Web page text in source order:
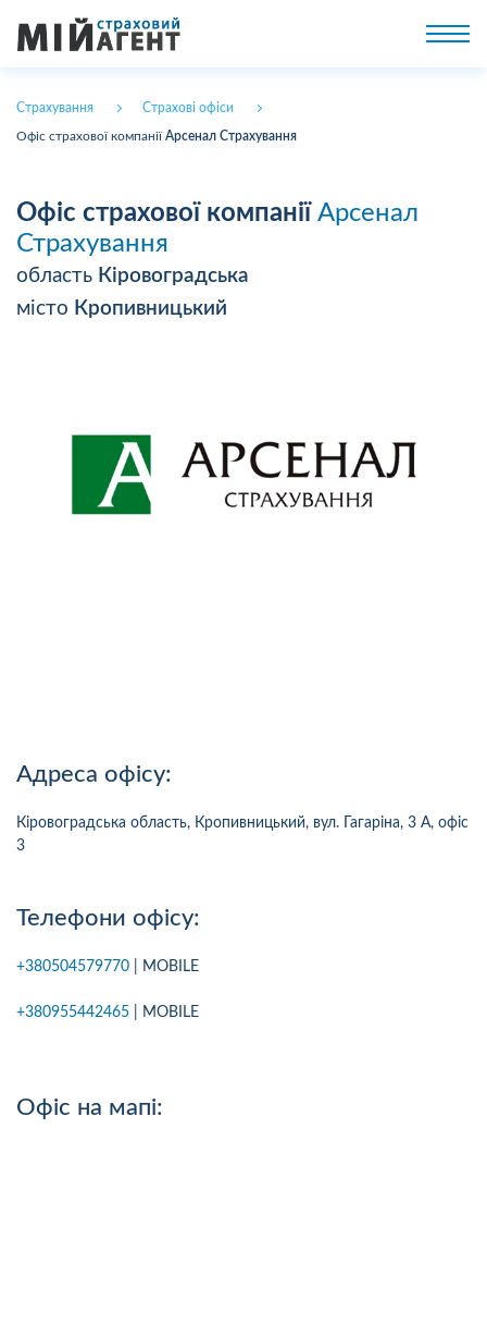
Страхування Страхові офіси
Офіс страхової компанії Арсенал Страхування
Офіс страхової компанії Арсенал
Страхування
область Кіровоградська
місто Кропивницький
Адреса офісу:
Кіровоградська область, Кропивницький, вул. Гагаріна, 3 А, офіс
3
Телефони офісу:
+380504579770 | MOBILE
+380955442465 | MOBILE
Офіс на мапі: